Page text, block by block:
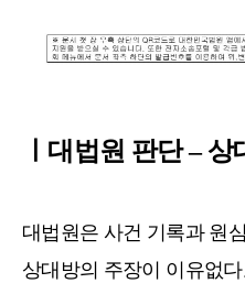
ㅣ대법원 판단 –
대법원은 사건 기록과 원
상대방의 주장이 이유없